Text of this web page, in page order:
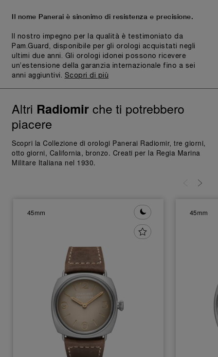
Il nome Panerai è sinonimo di resistenza e precisione.
Il nostro impegno per la qualità è testimoniato da
Pam.Guard, disponibile per gli orologi acquistati negli
ultimi due anni. Gli orologi idonei possono ricevere
un’estensione della garanzia internazionale fino a sei
anni aggiuntivi. Scopri di più
Altri Radiomirche ti potrebbero
piacere
Scopri la Collezione di orologi Panerai Radiomir, tre giorni,
otto giorni, California, bronzo. Creati per la Regia Marina
Militare Italiana nel 1930.
45mm 45mm